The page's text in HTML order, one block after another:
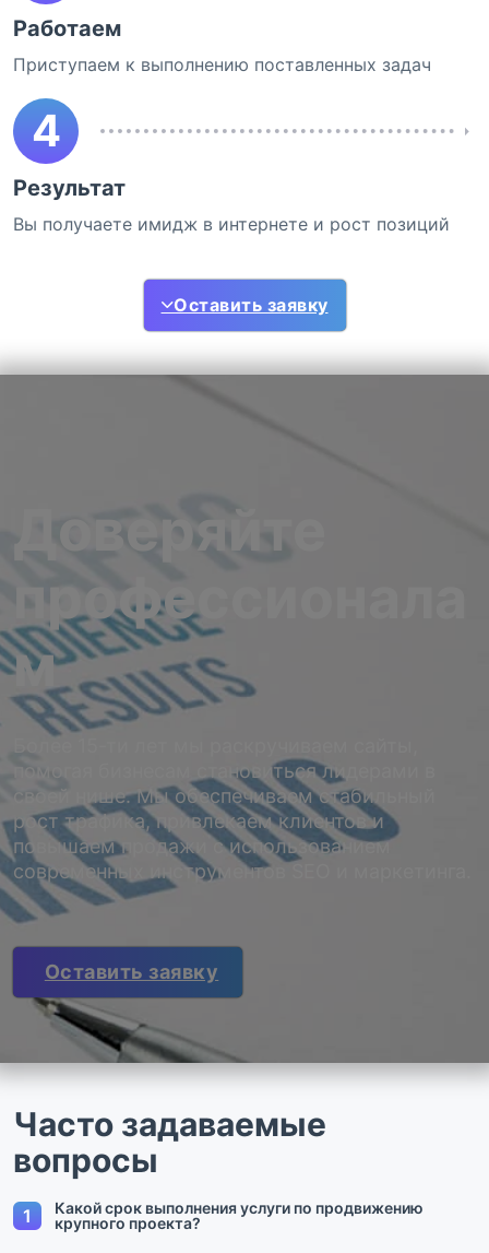
Работаем
Приступаем к выполнению поставленных задач
4
Результат
Вы получаете имидж в интернете и рост позиций
Оставить заявку
Доверяйте
профессионала
м
помогая бизнесам становиться лидерами в
своей нише. Мы обеспечиваем стабильный
рост трафика, привлекаем клиентов и
повышаем продажи с использованием
современных инструментов SEO и маркетинга.
Оставить заявку
Часто задаваемые
вопросы
1
Какой срок выполнения услуги по продвижению
крупного проекта?